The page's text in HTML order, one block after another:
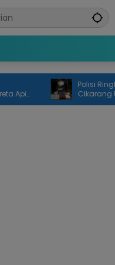
Polisi Ringkus
Cikarang Utara,
Disita